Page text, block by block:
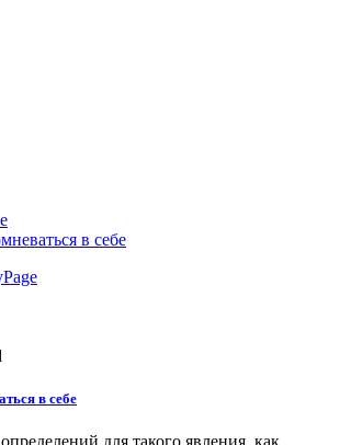
в себе
для такого явления, как